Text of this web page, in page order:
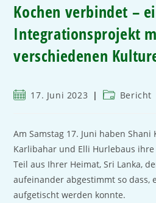
Kochen verbindet –
Integrationsprojekt
verschiedenen
17. Juni 2023 Bericht
Am Samstag 17. Juni haben Shani
Karlibahar und Elli Hurlebaus
Teil aus Ihrer Heimat, Sri Lanka,
aufeinander abgestimmt so dass,
aufgetischt werden konnte.